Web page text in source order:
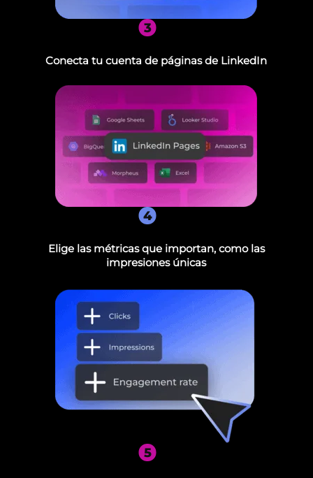
3
Conecta tu cuenta de páginas de LinkedIn
Elige las métricas que importan, como las
impresiones únicas
4
5